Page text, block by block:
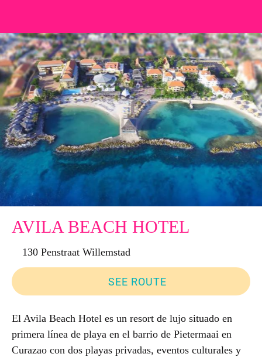
AVILA BEACH HOTEL
130 Penstraat Willemstad
SEE ROUTE
El Avila Beach Hotel es un resort de lujo situado en
primera línea de playa en el barrio de Pietermaai en
Curazao con dos playas privadas, eventos culturales y